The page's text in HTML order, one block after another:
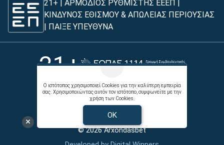
Ο ιστότοπος χρησιμοποιεί Cookies για την καλύτερη εμπειρία
σας. Χρησιμοποιώντας αυτόν τον ιστότοπο, συμφωνείτε με την
χρήση των Cookies.
OK
21+ | ΑΡΜΟΔΙΟΣ ΡΥΘΜΙΣΤΗΣ ΕΕΕΠ |
ΚΙΝΔΥΝΟΣ ΕΘΙΣΜΟΥ & ΑΠΩΛΕΙΑΣ ΠΕΡΙΟΥΣΙΑΣ
| ΠΑΙΞΕ ΥΠΕΥΘΥΝΑ
21+
Όροι χρήσης | Πολιτική απορρήτου |
Επικοινωνήστε με τον Άρχοντα
© 2026 Arxondasbet